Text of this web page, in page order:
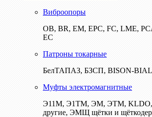
Виброопоры
ОВ, BR, EM, EPC, FC, LME,
EC
Патроны токарные
БелТАПАЗ, БЗСП, BISON-BIAL
Муфты электромагнитные
Э11М, Э1ТМ, ЭМ, ЭТМ, KLDO,
другие, ЭМЩ щётки и